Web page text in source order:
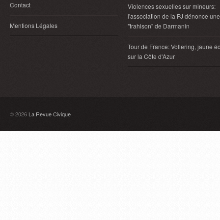
Contact
Mentions Légales
Violences sexuelles sur mineurs:
l'association de la PJ dénonce une
"trahison" de Darmanin
Tour de France: Vollering, jaune
sur la Côte d'Azur
© 2026 La Revue Civique